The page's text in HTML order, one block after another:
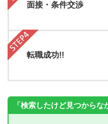
面接・条件交渉
転職成功!!
「検索したけど見つからな